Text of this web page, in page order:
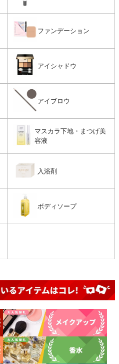
ファンデーション
アイシャドウ
アイブロウ
マスカラ下地・まつげ美
容液
入浴剤
ボディソープ